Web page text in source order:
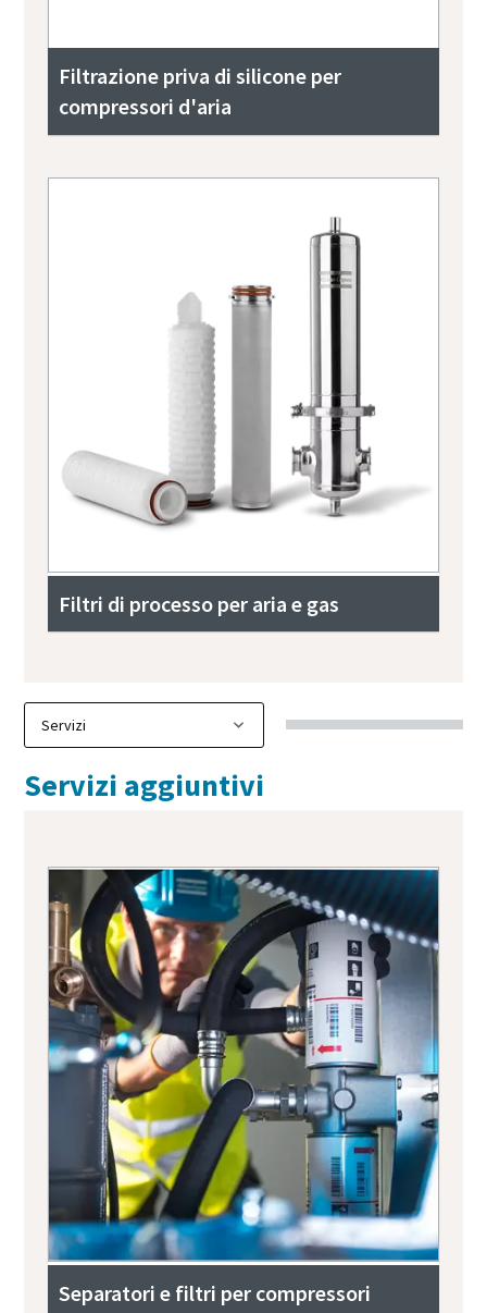
Filtrazione priva di silicone per
compressori d'aria
Filtri di processo per aria e gas
Servizi aggiuntivi
Separatori e filtri per compressori